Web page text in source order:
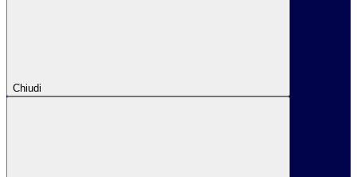
Chiudi